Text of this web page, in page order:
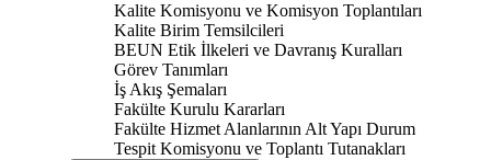
Kalite Komisyonu ve Komisyon Toplantıları
Kalite Birim Temsilcileri
BEUN Etik İlkeleri ve Davranış Kuralları
Görev Tanımları
İş Akış Şemaları
Fakülte Kurulu Kararları
Fakülte Hizmet Alanlarının Alt Yapı Durum
Tespit Komisyonu ve Toplantı Tutanakları